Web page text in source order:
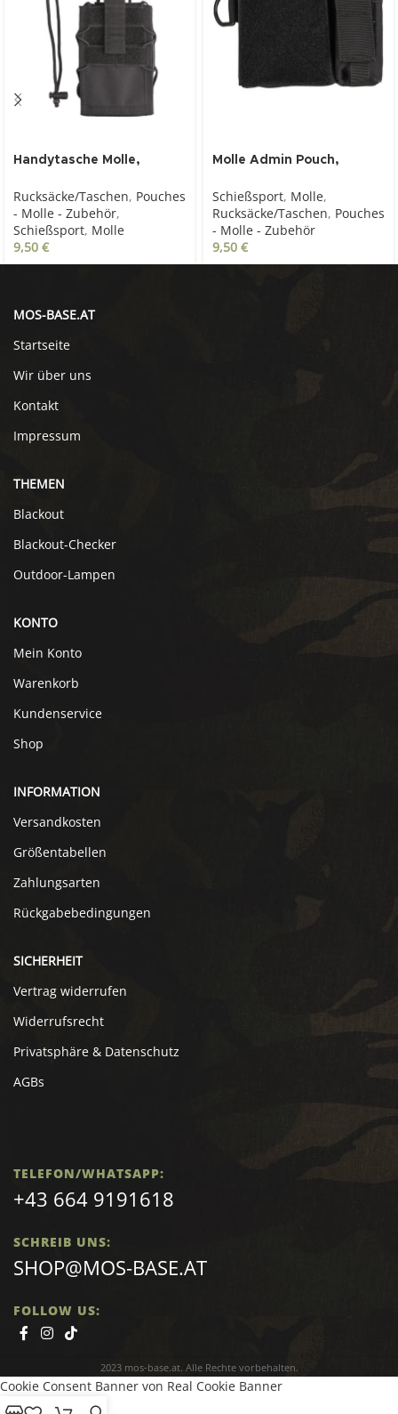
Handytasche Molle,
Rucksäcke/Taschen, Pouches
- Molle - Zubehör,
Schießsport, Molle
9,50 €
Molle Admin Pouch,
Schießsport, Molle,
Rucksäcke/Taschen, Pouches
- Molle - Zubehör
9,50 €
MOS-BASE.AT
Startseite
Wir über uns
Kontakt
Impressum
THEMEN
Blackout
Blackout-Checker
Outdoor-Lampen
KONTO
Mein Konto
Warenkorb
Kundenservice
Shop
INFORMATION
Versandkosten
Größentabellen
Zahlungsarten
Rückgabebedingungen
SICHERHEIT
Vertrag widerrufen
Widerrufsrecht
Privatsphäre & Datenschutz
AGBs
TELEFON/WHATSAPP:
+43 664 9191618
SCHREIB UNS:
SHOP@MOS-BASE.AT
FOLLOW US:
2023 mos-base.at. Alle Rechte vorbehalten.
Cookie Consent Banner von Real Cookie Banner